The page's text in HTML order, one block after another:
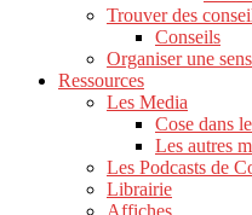
Trouver des
Conseils
Organiser une
Ressources
Les Media
Cose dans
Les autres
Les Podcasts de
Librairie
Affiches